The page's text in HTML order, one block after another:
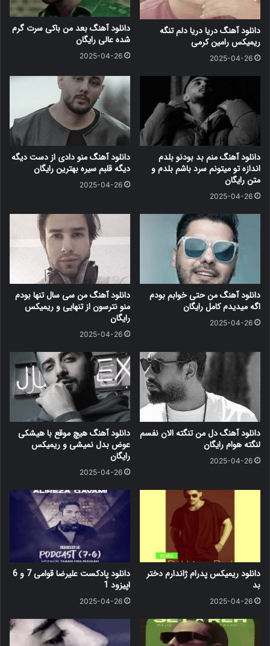
دانلود آهنگ دریا دریا دلم تنگه
ریمیکس رامین کرمی
2025-04-26
دانلود آهنگ بعد من باکی سرت گرم
شده عالی رایگان
2025-04-26
دانلود آهنگ منم بد بودنو بلدم
اندازه تو میتونم سرد باشم بلدم و
متن رایگان
2025-04-26
دانلود آهنگ منو دادی از دست دیگه
دیگه قلبم سیره بهترین رایگان
2025-04-26
دانلود آهنگ من حتی خوابم بودم
اگه میدیدم کامل رایگان
2025-04-26
دانلود آهنگ من سی سال تنها بودم
منو نترسون از تنهایی و ریمیکس
رایگان
2025-04-26
دانلود آهنگ دل من تنگته الان نفسم
لنگته هوام رایگان
2025-04-26
دانلود آهنگ هیچ موقع با هیشکی
عوض بدل نمیشی و ریمیکس
رایگان
2025-04-26
دانلود ریمیکس پدرام ژاندارم دختر
بد
2025-04-26
دانلود پادکست علیرضا قوامی 7 و 6
اپیزود 1
2025-04-26